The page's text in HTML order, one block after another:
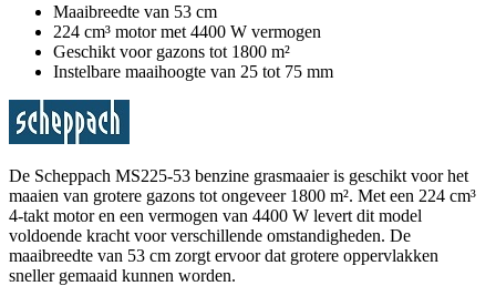
Maaibreedte van 53 cm
224 cm³ motor met 4400 W vermogen
Geschikt voor gazons tot 1800 m²
Instelbare maaihoogte van 25 tot 75 mm
De Scheppach MS225-53 benzine grasmaaier is geschikt voor het
maaien van grotere gazons tot ongeveer 1800 m². Met een 224 cm³
4-takt motor en een vermogen van 4400 W levert dit model
voldoende kracht voor verschillende omstandigheden. De
maaibreedte van 53 cm zorgt ervoor dat grotere oppervlakken
sneller gemaaid kunnen worden.